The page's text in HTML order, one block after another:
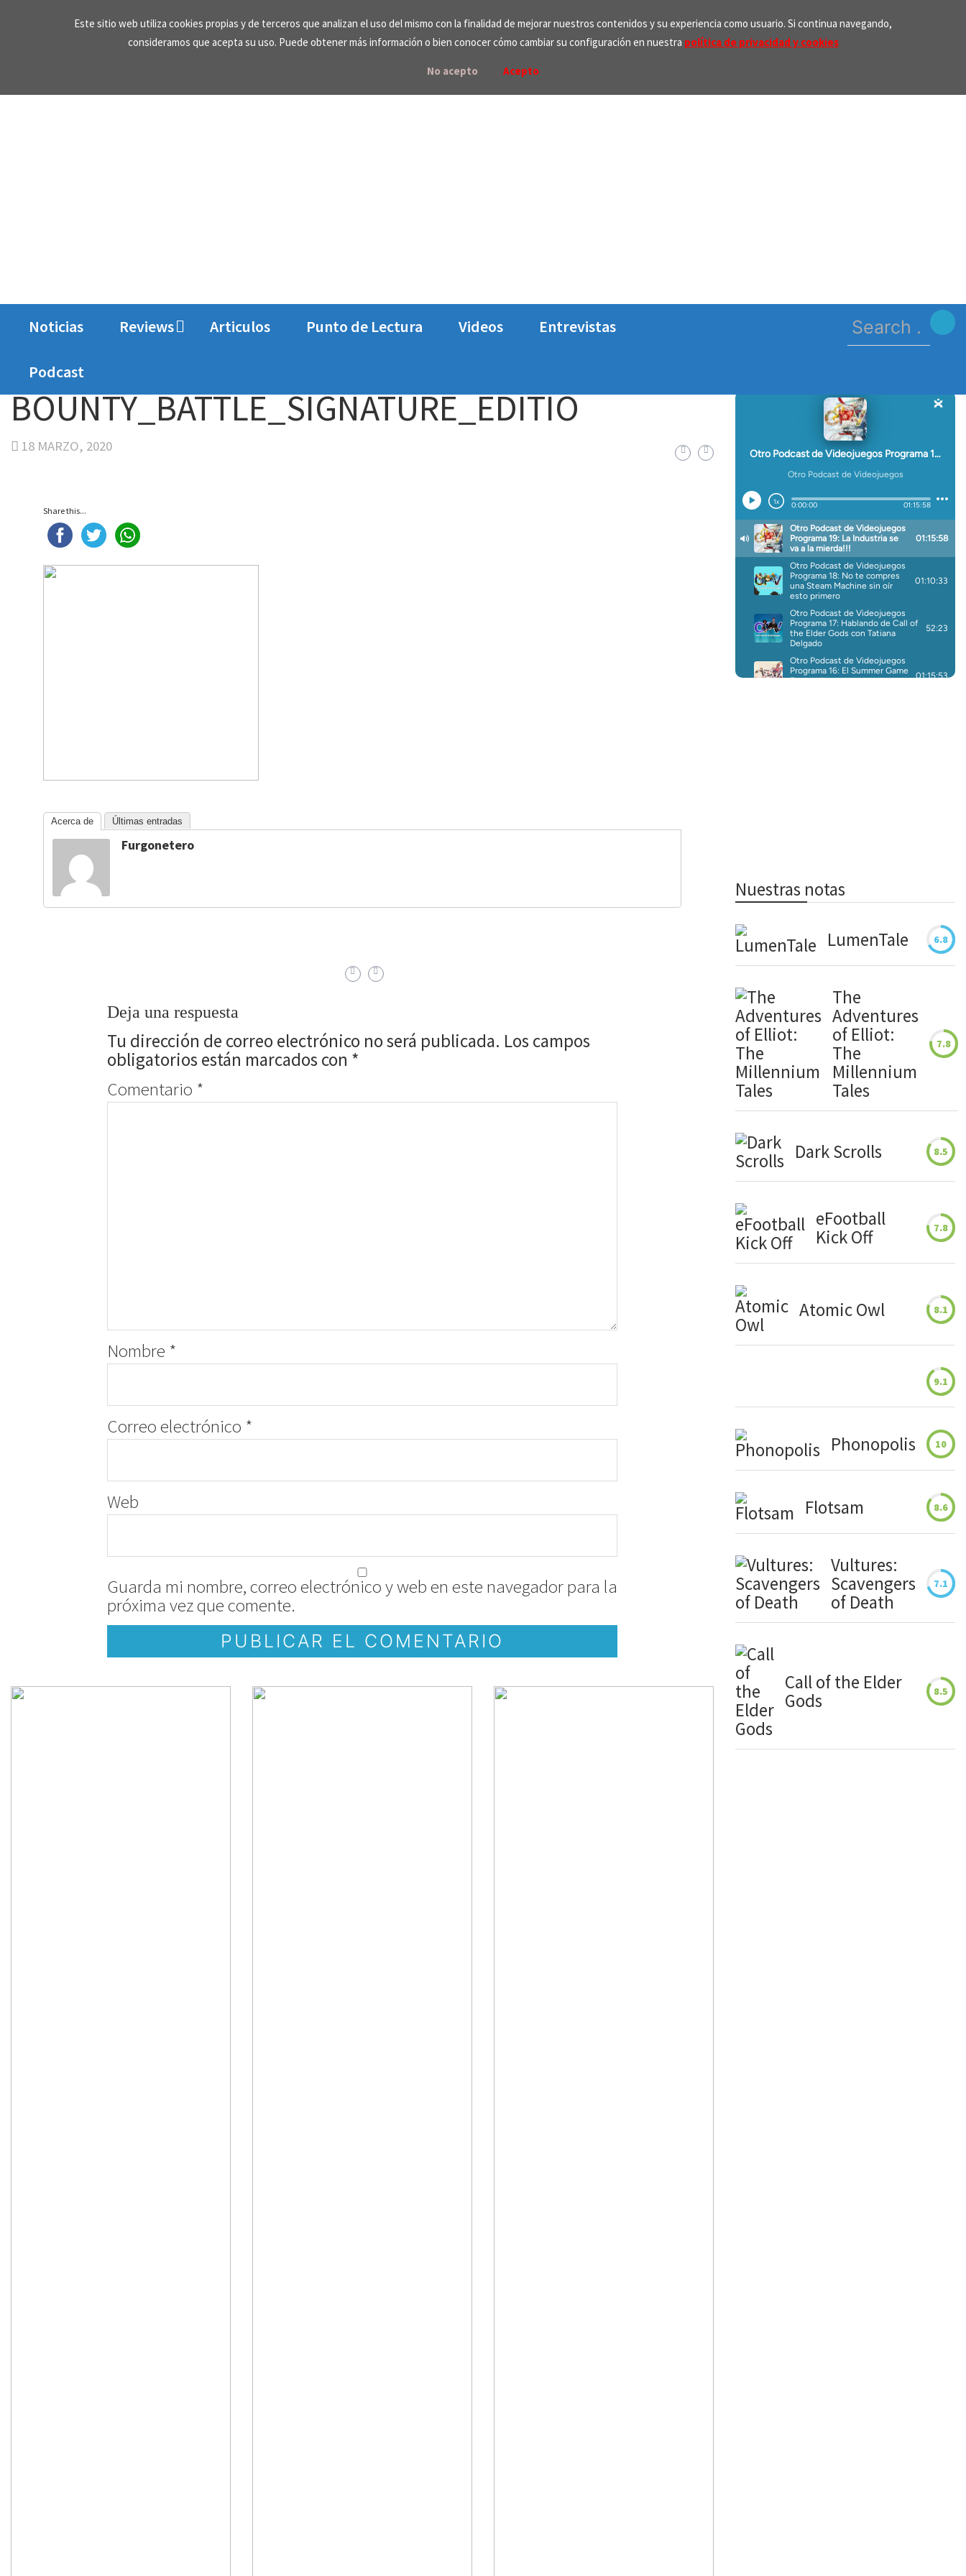
Este sitio web utiliza cookies propias y de terceros que analizan el uso del mismo con la finalidad de mejorar nuestros contenidos y su experiencia como usuario. Si continua navegando,
consideramos que acepta su uso. Puede obtener más información o bien conocer cómo cambiar su configuración en nuestra política de privacidad y cookies
No acepto Acepto
Noticias Reviews Articulos Punto de Lectura Videos Entrevistas
Podcast
Search
for:
BOUNTY_BATTLE_SIGNATURE_EDITIO
18 MARZO, 2020
Share this...
Acerca de Últimas entradas
Furgonetero
Deja una respuesta
Tu dirección de correo electrónico no será publicada. Los campos
obligatorios están marcados con *
Comentario *
Nombre *
Correo electrónico *
Web
Guarda mi nombre, correo electrónico y web en este navegador para la
próxima vez que comente.
Nuestras notas
LumenTale 6.8
The
Adventures
of Elliot:
The
Millennium
Tales
7.8
Dark Scrolls 8.5
eFootball
Kick Off
7.8
Atomic Owl 8.1
9.1
Phonopolis 10
Flotsam 8.6
Vultures:
Scavengers
of Death
7.1
Call of the Elder
Gods
8.5